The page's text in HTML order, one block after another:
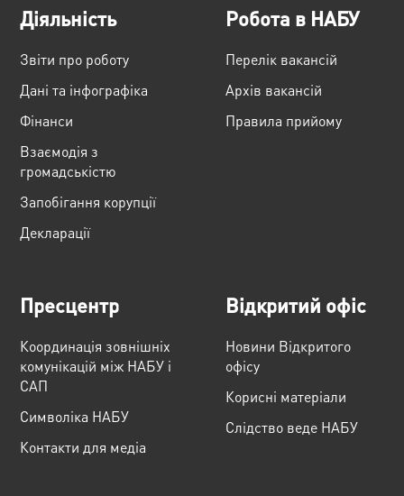
Діяльність
Звіти про роботу
Дані та інфографіка
Фінанси
Взаємодія з
громадськістю
Запобігання корупції
Декларації
Робота в НАБУ
Перелік вакансій
Архів вакансій
Правила прийому
Пресцентр
Координація зовнішніх
комунікацій між НАБУ і
САП
Cимволіка НАБУ
Контакти для медіа
Відкритий офіс
Новини Відкритого
офісу
Корисні матеріали
Слідство веде НАБУ